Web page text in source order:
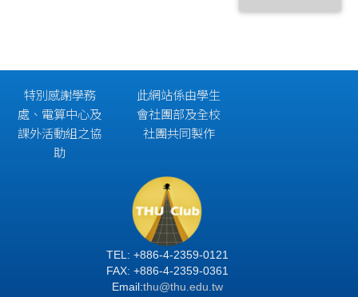
特別感謝學務
處、電算中心及
課外活動組之協
助
此網站係由學生
會社團部及全校
社團共同製作
TEL: +886-4-2359-0121
FAX: +886-4-2359-0361
Email:thu@thu.edu.tw